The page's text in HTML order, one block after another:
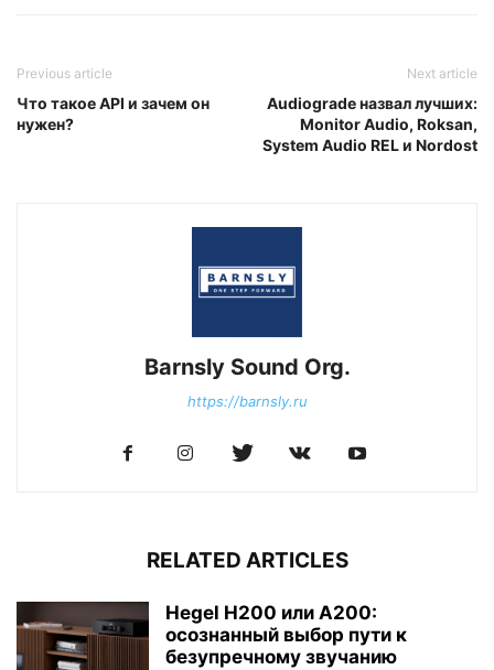
Previous article
Что такое API и зачем он
нужен?
Next article
Audiograde назвал лучших:
Monitor Audio, Roksan,
System Audio REL и Nordost
Barnsly Sound Org.
https://barnsly.ru
RELATED ARTICLES
Hegel H200 или A200:
осознанный выбор пути к
безупречному звучанию